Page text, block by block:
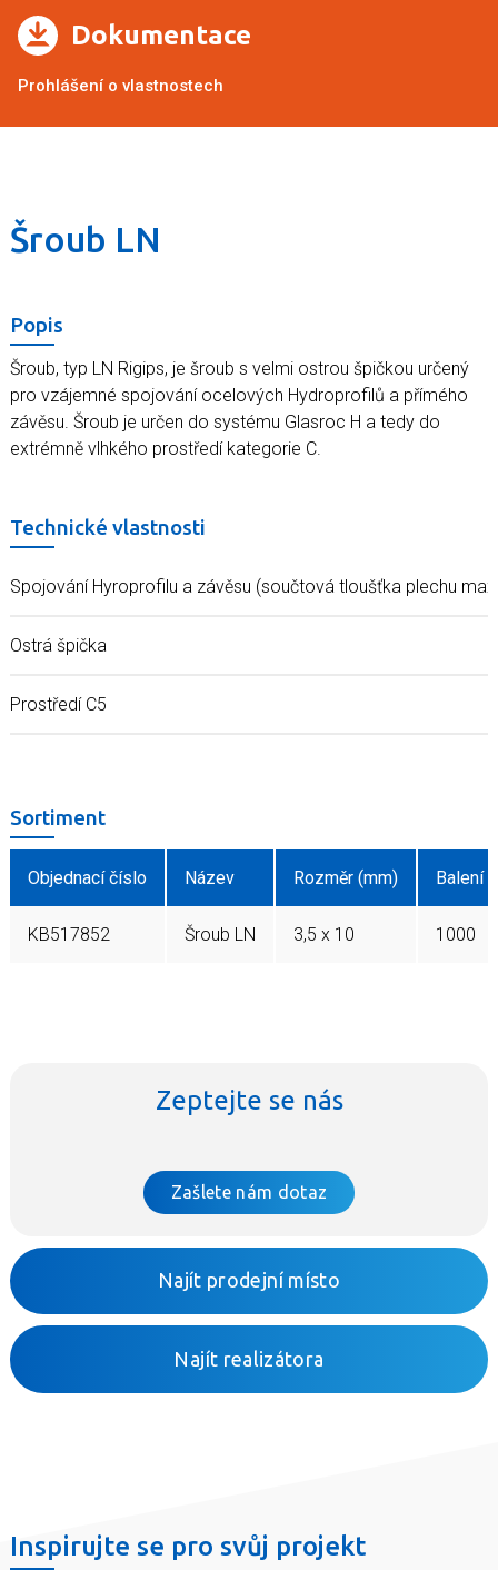
Dokumentace
Prohlášení o vlastnostech
Šroub LN
Popis
Šroub, typ LN Rigips, je šroub s velmi ostrou špičkou určený
pro vzájemné spojování ocelových Hydroprofilů a přímého
závěsu. Šroub je určen do systému Glasroc H a tedy do
extrémně vlhkého prostředí kategorie C.
Technické vlastnosti
Spojování Hyroprofilu a závěsu (součtová tloušťka plechu
Ostrá špička
Prostředí C5
Sortiment
Objednací číslo Název Rozměr (mm) Balení
KB517852 Šroub LN 3,5 x 10 1000
Zeptejte se nás
Zašlete nám dotaz
Najít prodejní místo
Najít realizátora
Inspirujte se pro svůj projekt